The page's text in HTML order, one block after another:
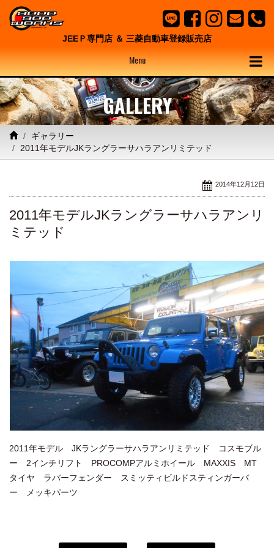
JEEＰ専門店 ＆ 三菱自動車登録販売店
Menu
GALLERY
ギャラリー
2011年モデルJKラングラーサハラアンリミテッド
2014年12月12日
2011年モデルJKラングラーサハラアンリ
ミテッド
2011年モデル JKラングラーサハラアンリミテッド コスモブル
ー 2インチリフト PROCOMPアルミホイール MAXXIS MT
タイヤ ラバーフェンダー スミッティビルドスティンガーバ
ー メッキパーツ